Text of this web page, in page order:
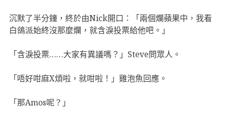
沉默了半分鐘，終於由Nick開口：「兩個爛蘋果中，我看
白鴿派始終沒那麼爛，就含淚投票給他吧。」
「含淚投票……大家有異議嗎？」Steve問眾人。
「唔好咁麻X煩啦，就咁啦！」雞泡魚回應。
「那Amos呢？」